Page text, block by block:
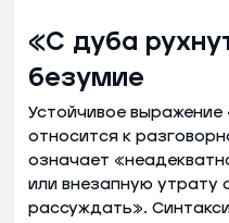
«С дуба
безумие
Устойчивое выражение
относится к
означает
или внезапную утрату
рассуждать».